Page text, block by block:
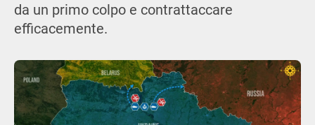
da un primo colpo e contrattaccare
efficacemente.